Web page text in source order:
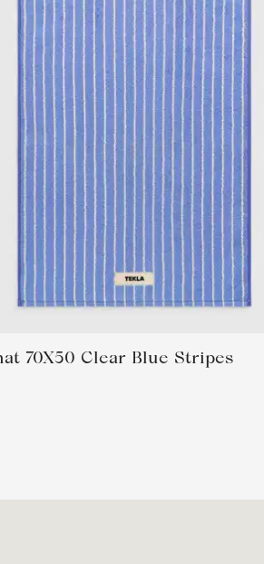
70X50 Clear Blue Stripes